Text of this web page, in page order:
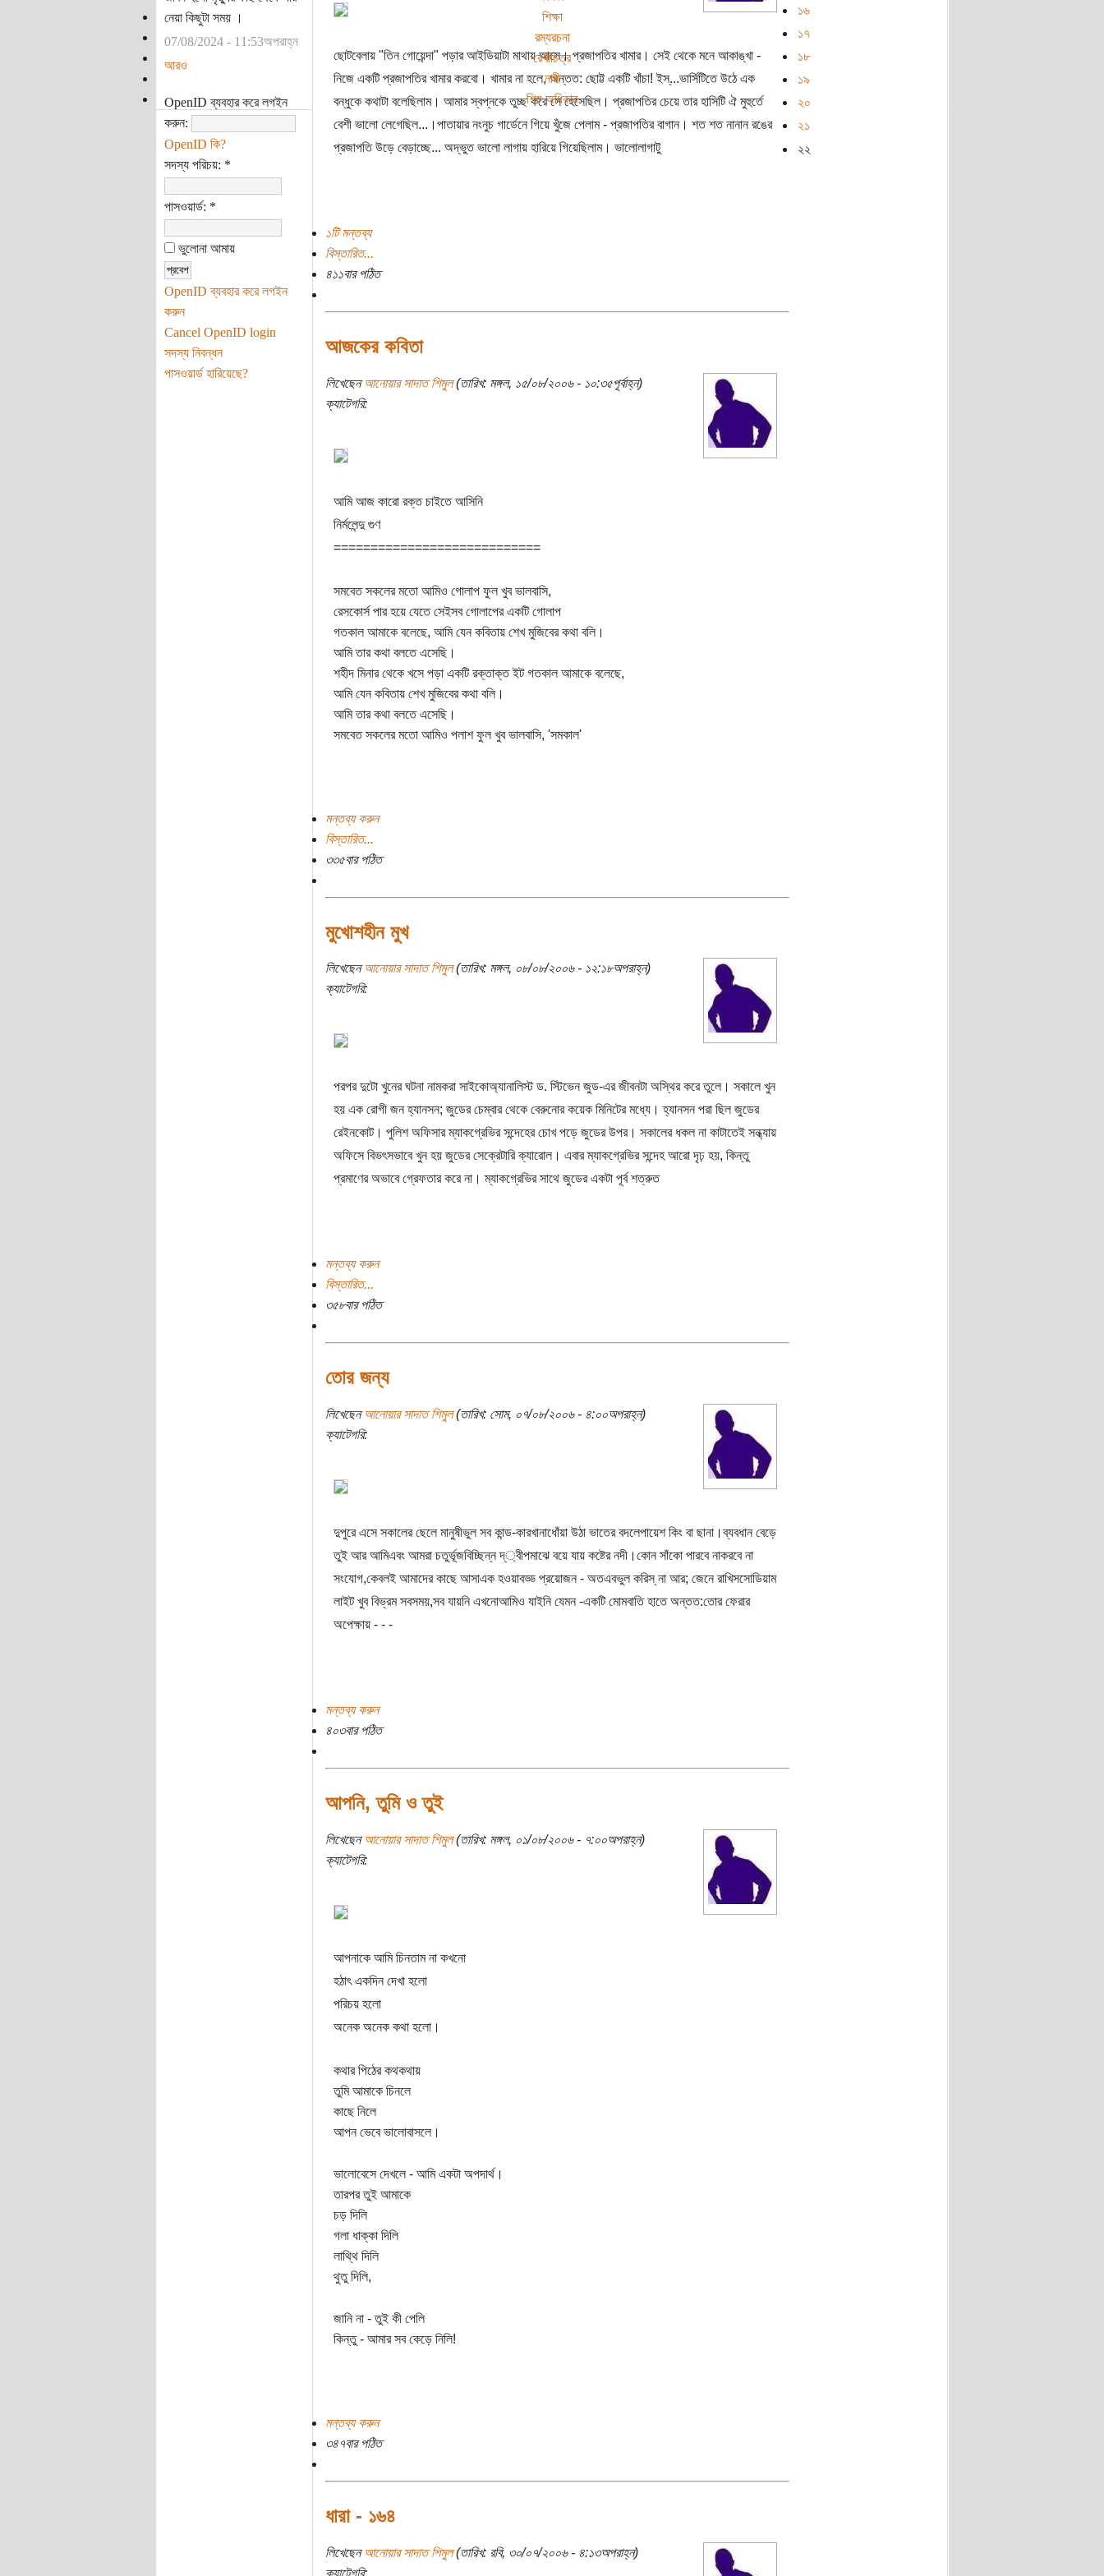
শিক্ষা
রম্যরচনা
রেখাচিত্র
নারী
শিশু অধিকার
নেয়া কিছুটা সময় ।
07/08/2024 - 11:53অপরাহ্ন
আরও
OpenID ব্যবহার করে লগইন
করুন:
OpenID কি?
সদস্য পরিচয়: *
পাসওয়ার্ড: *
ভুলোনা আমায়
OpenID ব্যবহার করে লগইন
করুন
Cancel OpenID login
সদস্য নিবন্ধন
পাসওয়ার্ড হারিয়েছে?
ছোটবেলায় "তিন গোয়েন্দা" পড়ার আইডিয়াটা মাথায় আসে। প্রজাপতির খামার। সেই থেকে মনে আকাঙ্খা -
নিজে একটি প্রজাপতির খামার করবো। খামার না হলে, অন্তত: ছোট্ট একটি খাঁচা! ইস্...ভার্সিটিতে উঠে এক
বন্ধুকে কথাটা বলেছিলাম। আমার স্বপ্নকে তুচ্ছ করে সে হেসেছিল। প্রজাপতির চেয়ে তার হাসিটি ঐ মুহুর্তে
বেশী ভালো লেগেছিল...।পাতায়ার নংনুচ গার্ডেনে গিয়ে খুঁজে পেলাম - প্রজাপতির বাগান। শত শত নানান রঙের
প্রজাপতি উড়ে বেড়াচ্ছে... অদ্ভুত ভালো লাগায় হারিয়ে গিয়েছিলাম। ভালোলাগাটু
১টি মন্তব্য
বিস্তারিত...
৪১১বার পঠিত
আজকের কবিতা
লিখেছেনআনোয়ার সাদাত শিমুল(তারিখ: মঙ্গল, ১৫/০৮/২০০৬ - ১০:৩৫পূর্বাহ্ন)
ক্যাটেগরি:
আমি আজ কারো রক্ত চাইতে আসিনি
নির্মলেন্দু গুণ
============================
সমবেত সকলের মতো আমিও গোলাপ ফুল খুব ভালবাসি,
রেসকোর্স পার হয়ে যেতে সেইসব গোলাপের একটি গোলাপ
গতকাল আমাকে বলেছে, আমি যেন কবিতায় শেখ মুজিবের কথা বলি।
আমি তার কথা বলতে এসেছি।
শহীদ মিনার থেকে খসে পড়া একটি রক্তাক্ত ইট গতকাল আমাকে বলেছে,
আমি যেন কবিতায় শেখ মুজিবের কথা বলি।
আমি তার কথা বলতে এসেছি।
সমবেত সকলের মতো আমিও পলাশ ফুল খুব ভালবাসি, 'সমকাল'
মন্তব্য করুন
বিস্তারিত...
৩৩৫বার পঠিত
মুখোশহীন মুখ
লিখেছেনআনোয়ার সাদাত শিমুল(তারিখ: মঙ্গল, ০৮/০৮/২০০৬ - ১২:১৮অপরাহ্ন)
ক্যাটেগরি:
পরপর দুটো খুনের ঘটনা নামকরা সাইকোঅ্যানালিস্ট ড. স্টিভেন জুড-এর জীবনটা অস্থির করে তুলে। সকালে খুন
হয় এক রোগী জন হ্যানসন; জুডের চেম্বার থেকে বেরুনোর কয়েক মিনিটের মধ্যে। হ্যানসন পরা ছিল জুডের
রেইনকোট। পুলিশ অফিসার ম্যাকগ্রেভির সন্দেহের চোখ পড়ে জুডের উপর। সকালের ধকল না কাটাতেই সন্ধ্যায়
অফিসে বিভৎসভাবে খুন হয় জুডের সেক্রেটারি ক্যারোল। এবার ম্যাকগ্রেভির সন্দেহ আরো দৃঢ় হয়, কিন্তু
প্রমাণের অভাবে গ্রেফতার করে না। ম্যাকগ্রেভির সাথে জুডের একটা পূর্ব শত্রুত
মন্তব্য করুন
বিস্তারিত...
৩৫৮বার পঠিত
তোর জন্য
লিখেছেনআনোয়ার সাদাত শিমুল(তারিখ: সোম, ০৭/০৮/২০০৬ - ৪:০০অপরাহ্ন)
ক্যাটেগরি:
দুপুরে এসে সকালের ছেলে মানুষীভুল সব কান্ড-কারখানাধোঁয়া উঠা ভাতের বদলেপায়েশ কিং বা ছানা।ব্যবধান বেড়ে
তুই আর আমিএবং আমরা চতুর্ভূজবিচ্ছিন্ন দ্্বীপমাঝে বয়ে যায় কষ্টের নদী।কোন সাঁকো পারবে নাকরবে না
সংযোগ,কেবলই আমাদের কাছে আসাএক হওয়াবড্ড প্রয়োজন - অতএবভুল করিস্ না আর; জেনে রাখিসসোডিয়াম
লাইট খুব বিভ্রম সবসময়,সব যায়নি এখনোআমিও যাইনি যেমন -একটি মোমবাতি হাতে অন্তত:তোর ফেরার
অপেক্ষায় - - -
মন্তব্য করুন
৪০৩বার পঠিত
আপনি, তুমি ও তুই
লিখেছেনআনোয়ার সাদাত শিমুল(তারিখ: মঙ্গল, ০১/০৮/২০০৬ - ৭:০০অপরাহ্ন)
ক্যাটেগরি:
আপনাকে আমি চিনতাম না কখনো
হঠাৎ একদিন দেখা হলো
পরিচয় হলো
অনেক অনেক কথা হলো।
কথার পিঠের কথকথায়
তুমি আমাকে চিনলে
কাছে নিলে
আপন ভেবে ভালোবাসলে।
ভালোবেসে দেখলে - আমি একটা অপদার্থ।
তারপর তুই আমাকে
চড় দিলি
গলা ধাক্কা দিলি
লাথ্থি দিলি
থুতু দিলি,
জানি না - তুই কী পেলি
কিন্তু - আমার সব কেড়ে নিলি!
মন্তব্য করুন
৩৪৭বার পঠিত
ধারা - ১৬৪
লিখেছেনআনোয়ার সাদাত শিমুল(তারিখ: রবি, ৩০/০৭/২০০৬ - ৪:১৩অপরাহ্ন)
ক্যাটেগরি:
১৬
১৭
১৮
১৯
২০
২১
২২